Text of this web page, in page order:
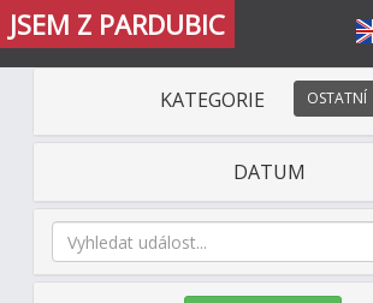
JSEM Z PARDUBIC
KATEGORIE OSTATNÍ
DATUM